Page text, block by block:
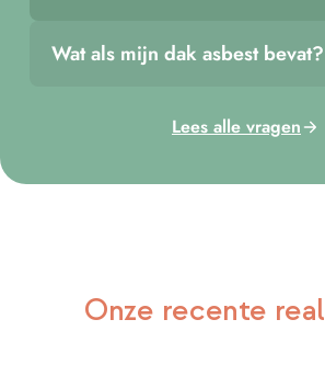
Wat als mijn dak asbest bevat?
Lees alle vragen
Onze recente